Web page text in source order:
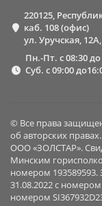
220125,
каб. 108 (офис)
ул. Уручская,
Пн.-Пт. с 08:30 до
Суб. с 09:00
© Все права
об авторских правах.
ООО «ЗОЛСТАР».
Минским
номером 193589593.
31.08.2022 с
номером